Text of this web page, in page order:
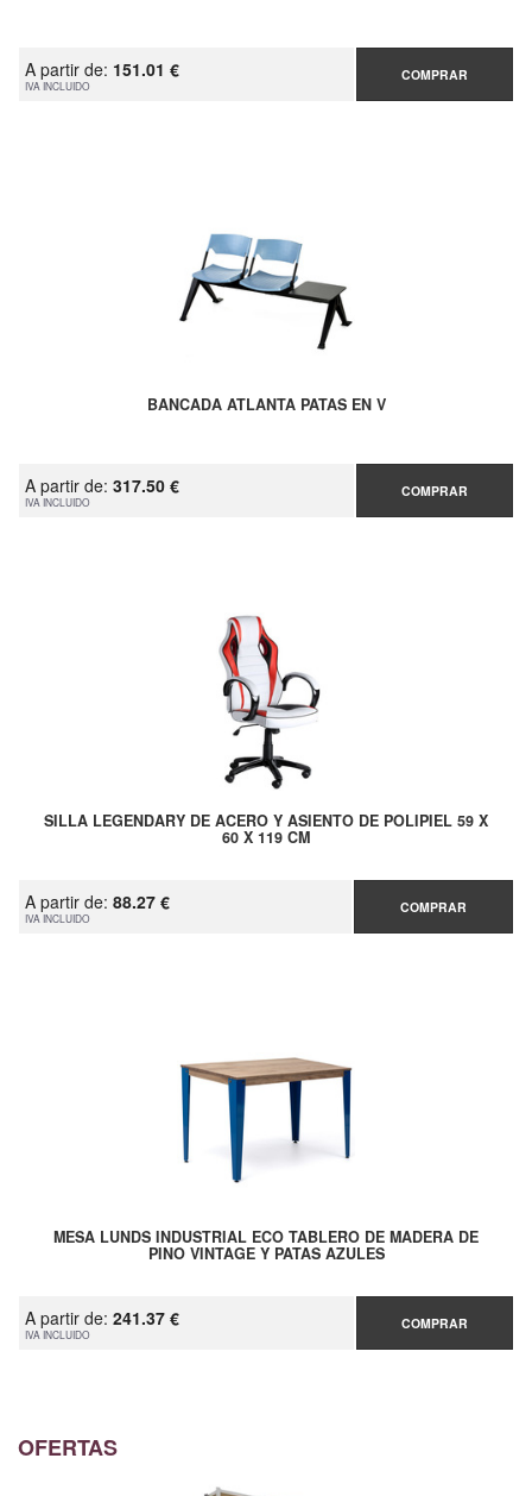
A partir de: 151.01 €
IVA INCLUIDO
COMPRAR
BANCADA ATLANTA PATAS EN V
A partir de: 317.50 €
IVA INCLUIDO
COMPRAR
SILLA LEGENDARY DE ACERO Y ASIENTO DE POLIPIEL 59 X
60 X 119 CM
A partir de: 88.27 €
IVA INCLUIDO
COMPRAR
MESA LUNDS INDUSTRIAL ECO TABLERO DE MADERA DE
PINO VINTAGE Y PATAS AZULES
A partir de: 241.37 €
IVA INCLUIDO
COMPRAR
OFERTAS